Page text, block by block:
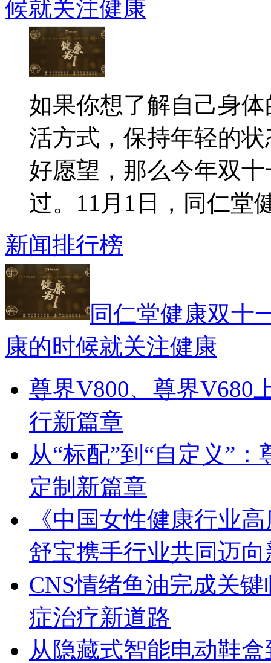
候就关注健康
如果你想了解自己身
活方式，保持年轻的
好愿望，那么今年双
过。11月1日，同仁堂
新闻排行榜
同仁堂健康双十
康的时候就关注健康
尊界V800、尊界V680
行新篇章
从“标配”到“自定义”
定制新篇章
《中国女性健康行业
舒宝携手行业共同迈
CNS情绪鱼油完成关
症治疗新道路
从隐藏式智能电动鞋